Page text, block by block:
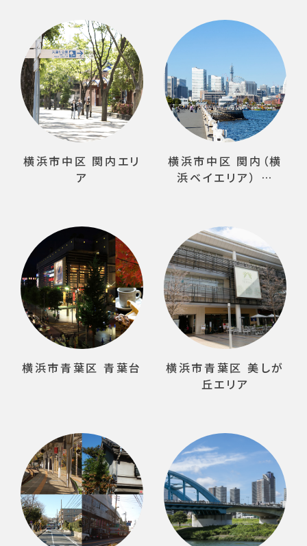
横浜市中区 関内エリ
ア
横浜市中区 関内（横
浜ベイエリア） …
横浜市青葉区 青葉台
横浜市青葉区 美しが
丘エリア